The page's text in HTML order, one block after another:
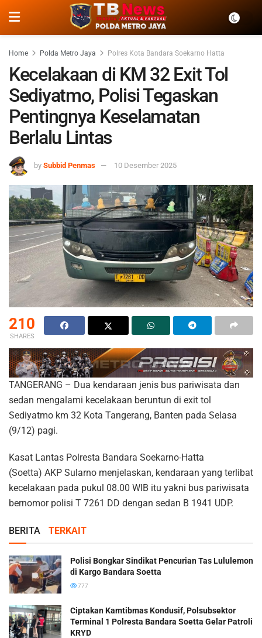
Home Polda Metro Jaya Polres Kota Bandara Soekarno Hatta
Kecelakaan di KM 32 Exit Tol
Sediyatmo, Polisi Tegaskan
Pentingnya Keselamatan
Berlalu Lintas
by Subbid Penmas 10 Desember 2025
210
SHARES
TANGERANG – Dua kendaraan jenis bus pariwisata dan
sedan mengalami kecelakaan beruntun di exit tol
Sediyatmo km 32 Kota Tangerang, Banten pada Selasa
(9/12) pagi.
Kasat Lantas Polresta Bandara Soekarno-Hatta
(Soetta) AKP Sularno menjelaskan, kendaraan yang terlibat
kecelakaan pada pukul 08.00 WIB itu yakni bus pariwisata
bernomor polisi T 7261 DD dengan sedan B 1941 UDP.
BERITA TERKAIT
Polisi Bongkar Sindikat Pencurian Tas Lululemon
di Kargo Bandara Soetta
777
Ciptakan Kamtibmas Kondusif, Polsubsektor
Terminal 1 Polresta Bandara Soetta Gelar Patroli
KRYD